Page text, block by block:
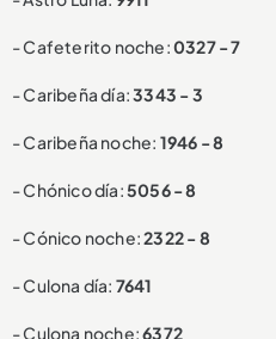
- Cafeterito noche:0327 - 7
- Caribeña día:3343 - 3
- Caribeña noche: 1946 - 8
- Chónico día:5056 - 8
- Cónico noche:2322 - 8
- Culona día: 7641
- Culona noche:6372